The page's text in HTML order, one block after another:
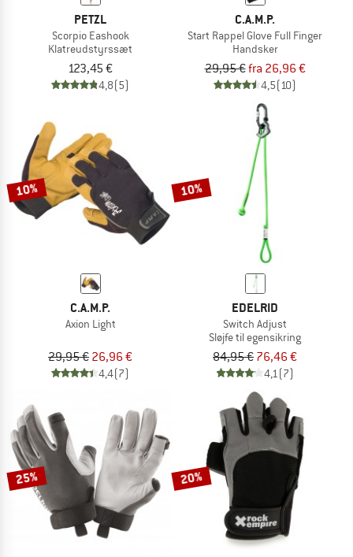
PETZL
Scorpio Eashook
Klatreudstyrssæt
123,45 €
4,8(5)
C.A.M.P.
Start Rappel Glove Full Finger
Handsker
29,95 €fra 26,96 €
4,5(10)
10%
C.A.M.P.
Axion Light
29,95 € 26,96 €
4,4(7)
10%
EDELRID
Switch Adjust
Sløjfe til egensikring
84,95 € 76,46 €
4,1(7)
25% 20%